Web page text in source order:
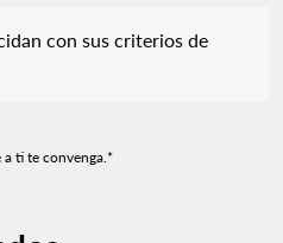
con sus criterios de
a ti te convenga.*